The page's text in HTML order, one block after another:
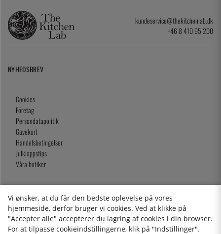
kundeservice@thekitchenlab.dk
+46 8 410 95 200
NYHEDSBREV
Cookies
Företag
Persondatapolitik
Gavekort
Handelsbetingelser
Julklappstips
Våra butiker
2026 KitchenLab AB
Vi ønsker, at du får den bedste oplevelse på vores
hjemmeside, derfor bruger vi cookies. Ved at klikke på
"Accepter alle" accepterer du lagring af cookies i din browser.
For at tilpasse cookieindstillingerne, klik på "Indstillinger".